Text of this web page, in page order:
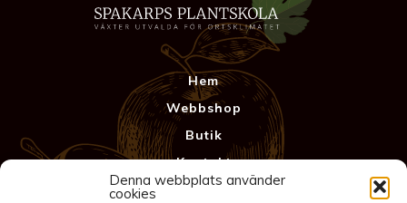
Denna webbplats använder
cookies
Hem
Webbshop
Butik
Kontakt
Anläggning